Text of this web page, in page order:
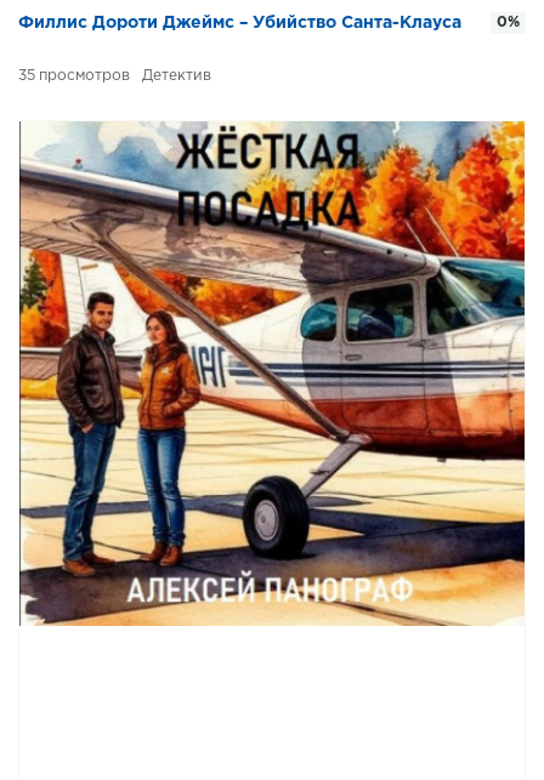
Филлис Дороти Джеймс – Убийство Санта-Клауса
35 Детектив
0%